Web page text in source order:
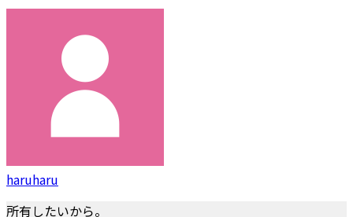
haruharu
所有したいから。